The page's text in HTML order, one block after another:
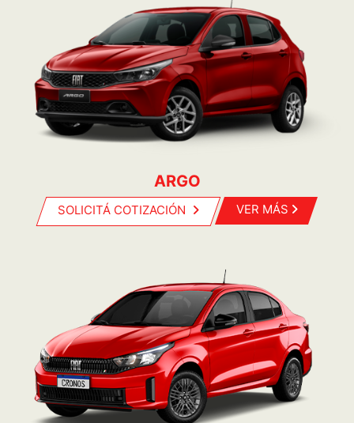
ARGO
SOLICITÁ COTIZACIÓN VER MÁS